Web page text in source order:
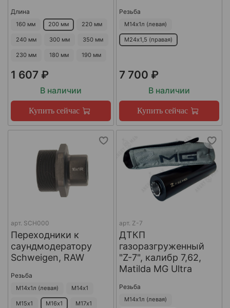
Длина
160 мм 200 мм 220 мм
240 мм 300 мм 350 мм
230 мм 180 мм 190 мм
1 607 ₽
В наличии
Купить сейчас
Резьба
М14х1л (левая)
М24х1,5 (правая)
7 700 ₽
В наличии
Купить сейчас
арт. SCH000
Переходники к
саундмодератору
Schweigen, RAW
Резьба
М14х1л (левая) М14х1
М15х1 М16х1 М17х1
арт. Z-7
ДТКП
газоразгруженный
"Z-7", калибр 7,62,
Matilda MG Ultra
Резьба
М14х1л (левая)